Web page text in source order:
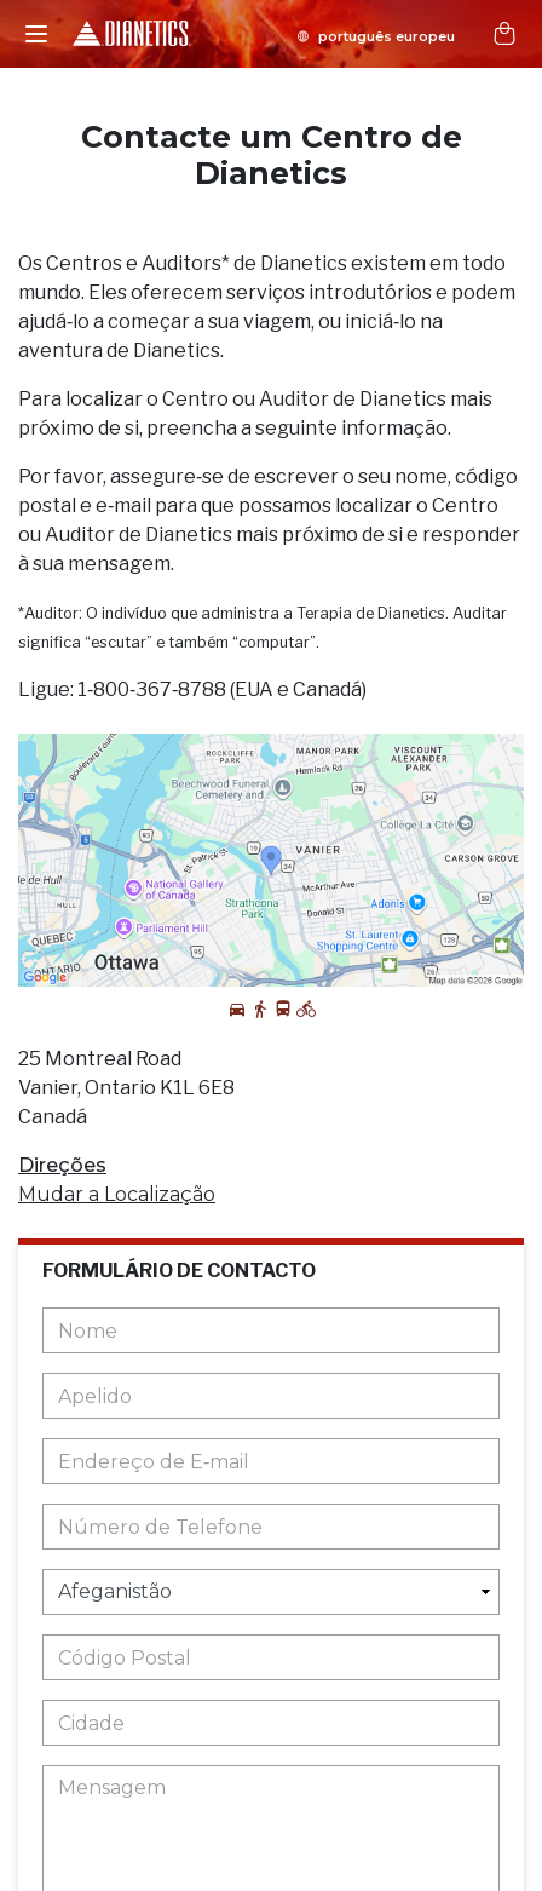
Contacte um Centro de
Dianetics
Os Centros e Auditors* de Dianetics existem em todo
mundo. Eles oferecem serviços introdutórios e podem
ajudá‑lo a começar a sua viagem, ou iniciá‑lo na
aventura de Dianetics.
Para localizar o Centro ou Auditor de Dianetics mais
próximo de si, preencha a seguinte informação.
Por favor, assegure‑se de escrever o seu nome, código
postal e e‑mail para que possamos localizar o Centro
ou Auditor de Dianetics mais próximo de si e responder
à sua mensagem.
*Auditor: O indivíduo que administra a Terapia de Dianetics. Auditar
significa “escutar” e também “computar”.
Ligue: 1‑800‑367‑8788 (EUA e Canadá)
25 Montreal Road
Vanier, Ontario K1L 6E8
Canadá
Direções
Mudar a Localização
FORMULÁRIO DE CONTACTO